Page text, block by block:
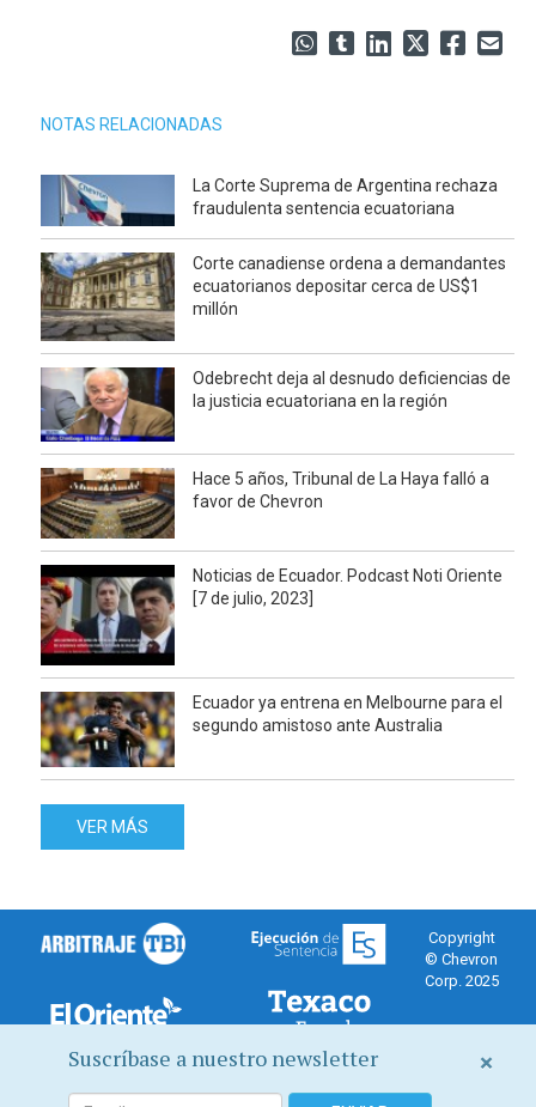
NOTAS RELACIONADAS
La Corte Suprema de Argentina rechaza
fraudulenta sentencia ecuatoriana
Corte canadiense ordena a demandantes
ecuatorianos depositar cerca de US$1
millón
Odebrecht deja al desnudo deficiencias de
la justicia ecuatoriana en la región
Hace 5 años, Tribunal de La Haya falló a
favor de Chevron
Noticias de Ecuador. Podcast Noti Oriente
[7 de julio, 2023]
Ecuador ya entrena en Melbourne para el
segundo amistoso ante Australia
VER MÁS
×
Suscríbase a nuestro newsletter
Copyright
© Chevron
Corp. 2025